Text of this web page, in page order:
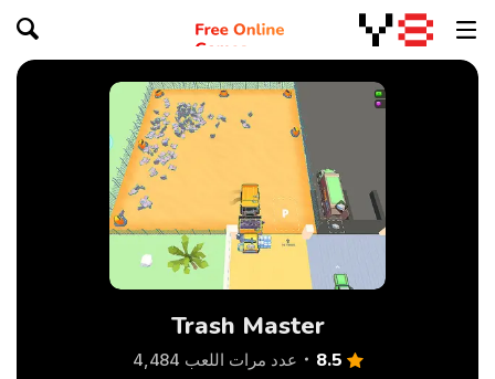
Trash Master
8.5 عدد مرات اللعب 4,484